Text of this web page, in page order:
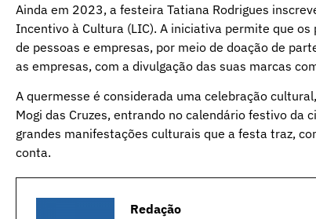
Ainda em 2023, a festeira Tatiana Rodrigues
Incentivo à Cultura (LIC). A iniciativa permite que
de pessoas e empresas, por meio de doação de
as empresas, com a divulgação das suas marcas
A quermesse é considerada uma celebração
Mogi das Cruzes, entrando no calendário festivo da
grandes manifestações culturais que a festa traz,
conta.
Redação